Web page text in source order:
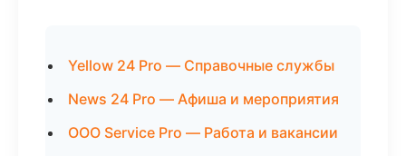
Yellow 24 Pro — Справочные службы
News 24 Pro — Афиша и мероприятия
ООО Service Pro — Работа и вакансии